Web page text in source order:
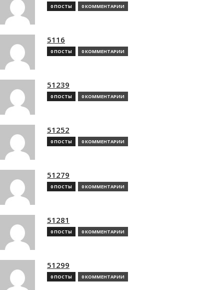
0 ПОСТЫ 0 КОММЕНТАРИИ
5116
0 ПОСТЫ 0 КОММЕНТАРИИ
51239
0 ПОСТЫ 0 КОММЕНТАРИИ
51252
0 ПОСТЫ 0 КОММЕНТАРИИ
51279
0 ПОСТЫ 0 КОММЕНТАРИИ
51281
0 ПОСТЫ 0 КОММЕНТАРИИ
51299
0 ПОСТЫ 0 КОММЕНТАРИИ